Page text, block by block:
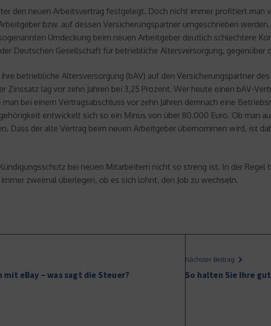
den neuen Arbeitsvertrag festgelegt. Doch nicht immer profitiert man
bzw. auf dessen Versicherungspartner umgeschrieben
Umdeckung beim neuen Arbeitgeber deutlich schlechtere
Deutschen Gesellschaft für betriebliche Altersversorgung, gegenüber
betriebliche Altersversorgung (bAV) auf den Versicherungspartner
Zinssatz lag vor zehn Jahren bei 3,25 Prozent. Wer heute einen bAV-
bei einem Vertragsabschluss vor zehn Jahren demnach eine
entwickelt sich so ein Minus von über 80.000 Euro. Ob man
Dass der alte Vertrag beim neuen Arbeitgeber übernommen wird, ist
bei neuen Mitarbeitern nicht so streng ist. In der
zweimal überlegen, ob es sich lohnt, den Job zu wechseln.
mit eBay – was sagt die Steuer?
Nächster Beitrag
So halten Sie Ihre